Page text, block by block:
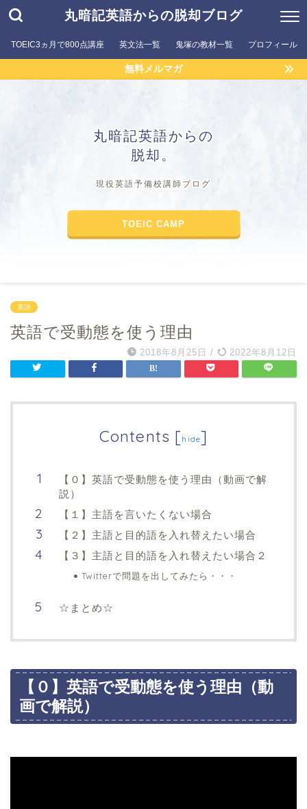
丸暗記英語からの脱却ブログ
TOEIC3ヵ月で800点講座 英文法一覧 鬼塚の教材一覧 プロフィール
無料メルマガ
丸暗記英語からの
脱却。
現役英語予備校講師ブログ
TOEIC CAMP
英語
英語で受動態を使う理由
2018年8月25日 / 2022年8月12日
Contents [hide]
【０】英語で受動態を使う理由（動画で解
説）
【１】主語を言いたくない場合
【２】主語と目的語を入れ替えたい場合
【３】主語と目的語を入れ替えたい場合２
Twitterで問題を出してみたら・・・
☆まとめ☆
【０】英語で受動態を使う理由（動
画で解説）